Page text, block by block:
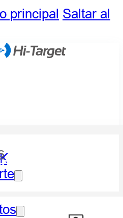
principal Saltar al